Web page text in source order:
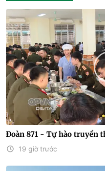
Đoàn 871 - Tự hào truyền
19 giờ trước